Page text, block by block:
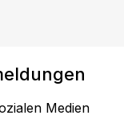
Medien